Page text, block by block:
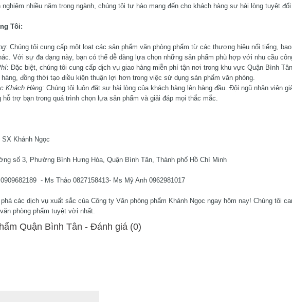
nhiều năm trong ngành, chúng tôi tự hào mang đến cho khách hàng sự hài lòng tuyệt
Tôi:
: Chúng tôi cung cấp một loạt các sản phẩm văn phòng phẩm từ các thương hiệu nổi tiếng,
Với sự đa dạng này, bạn có thể dễ dàng lựa chọn những sản phẩm phù hợp với nhu cầu
: Đặc biệt, chúng tôi cung cấp dịch vụ giao hàng miễn phí tận nơi trong khu vực Quận Bình
đồng thời tạo điều kiện thuận lợi hơn trong việc sử dụng sản phẩm văn phòng.
Khách Hàng: Chúng tôi luôn đặt sự hài lòng của khách hàng lên hàng đầu. Đội ngũ nhân viên
hỗ trợ bạn trong quá trình chọn lựa sản phẩm và giải đáp mọi thắc mắc.
Khánh Ngọc
số 3, Phường Bình Hưng Hòa, Quận Bình Tân, Thành phố Hồ Chí Minh
- Ms Thảo 0827158413- Ms Mỹ Anh 0962981017
các dịch vụ xuất sắc của Công ty Văn phòng phẩm Khánh Ngọc ngay hôm nay! Chúng tôi
phòng phẩm tuyệt vời nhất.
Quận Bình Tân - Ðánh giá (0)